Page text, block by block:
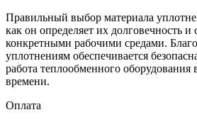
Правильный выбор материала
как он определяет их долговечность и
конкретными рабочими средами.
уплотнениям обеспечивается
работа теплообменного оборудования
времени.
Оплата